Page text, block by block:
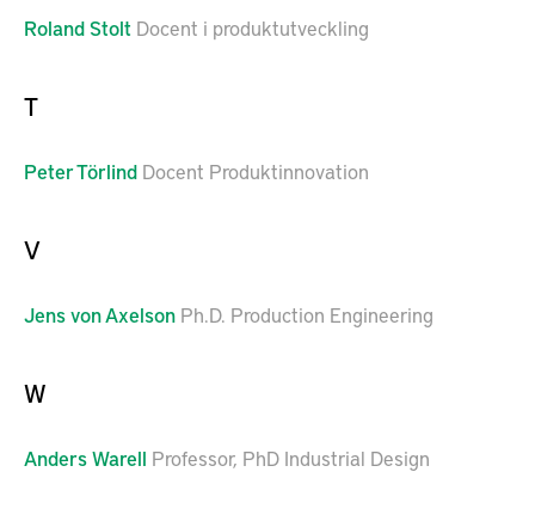
RolandStolt Docent i produktutveckling
T
PeterTörlind Docent Produktinnovation
V
Jensvon Axelson Ph.D. Production Engineering
W
AndersWarell Professor, PhD Industrial Design